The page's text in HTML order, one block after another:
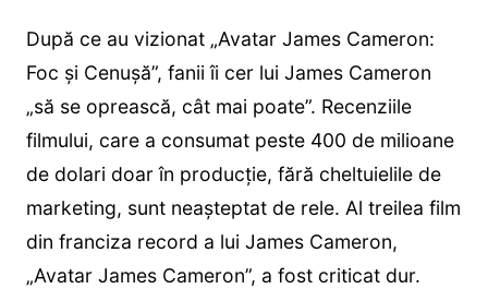
După ce au vizionat „Avatar James Cameron:
Foc și Cenușă”, fanii îi cer lui James Cameron
„să se oprească, cât mai poate”. Recenziile
filmului, care a consumat peste 400 de milioane
de dolari doar în producție, fără cheltuielile de
marketing, sunt neașteptat de rele. Al treilea film
din franciza record a lui James Cameron,
„Avatar James Cameron”, a fost criticat dur.